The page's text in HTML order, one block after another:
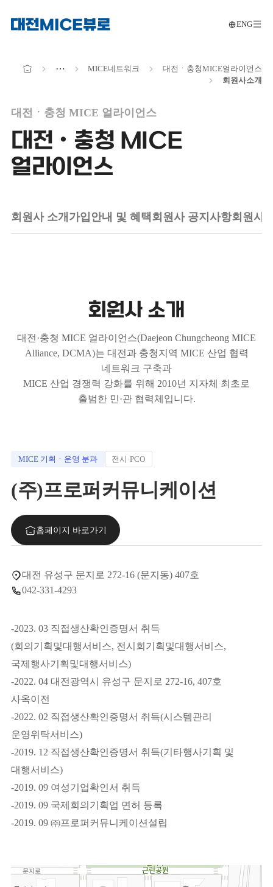
메인으로
이동
ENG
메인으로
⋯ MICE네트워크 대전ㆍ충청MICE얼라이언스
회원사소개
대전ㆍ충청 MICE 얼라이언스
대전ㆍ충청 MICE
얼라이언스
회원사 소개 가입안내 및 혜택 회원사 공지사항회원사
회원사 소개
대전·충청 MICE 얼라이언스(Daejeon Chungcheong MICE
Alliance, DCMA)는 대전과 충청지역 MICE 산업 협력
네트워크 구축과
MICE 산업 경쟁력 강화를 위해 2010년 지자체 최초로
출범한 민·관 협력체입니다.
MICE 기획ㆍ운영 분과 전시·PCO
(주)프로퍼커뮤니케이션
홈페이지 바로가기
대전 유성구 문지로 272-16 (문지동) 407호
042-331-4293
-2023. 03 직접생산확인증명서 취득
(회의기획및대행서비스, 전시회기획및대행서비스,
국제행사기획및대행서비스)
-2022. 04 대전광역시 유성구 문지로 272-16, 407호
사옥이전
-2022. 02 직접생산확인증명서 취득(시스템관리
운영위탁서비스)
-2019. 12 직접생산확인증명서 취득(기타행사기획 및
대행서비스)
-2019. 09 여성기업확인서 취득
-2019. 09 국제회의기획업 면허 등록
-2019. 09 ㈜프로퍼커뮤니케이션설립